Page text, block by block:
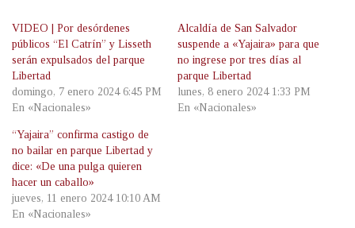
VIDEO | Por desórdenes
públicos “El Catrín” y Lisseth
serán expulsados del parque
Libertad
domingo, 7 enero 2024 6:45 PM
En «Nacionales»
Alcaldía de San Salvador
suspende a «Yajaira» para que
no ingrese por tres días al
parque Libertad
lunes, 8 enero 2024 1:33 PM
En «Nacionales»
“Yajaira” confirma castigo de
no bailar en parque Libertad y
dice: «De una pulga quieren
hacer un caballo»
jueves, 11 enero 2024 10:10 AM
En «Nacionales»